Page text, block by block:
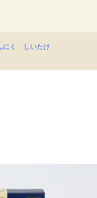
にく しいたけ